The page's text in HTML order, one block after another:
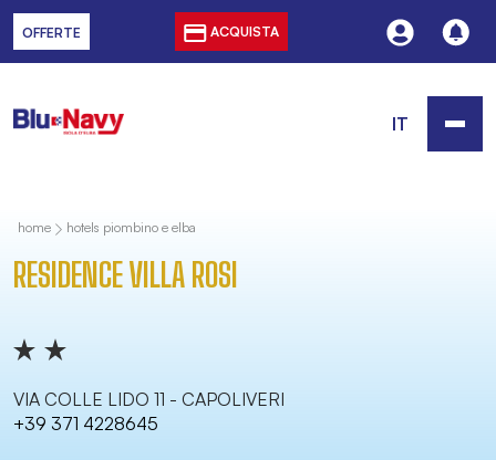
OFFERTE ACQUISTA
IT
home hotels piombino e elba
RESIDENCE VILLA ROSI
VIA COLLE LIDO 11 - CAPOLIVERI
+39 371 4228645